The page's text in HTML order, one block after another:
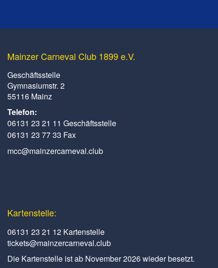
Mainzer Carneval Club 1899 e.V.
Geschäftsstelle
Gymnasiumstr. 2
55116 Mainz
Telefon:
06131 23 21 11 Geschäftsstelle
06131 23 77 33 Fax
mcc@mainzercarneval.club
Kartenstelle:
06131 23 21 12 Kartenstelle
tickets@mainzercarneval.club
Die Kartenstelle ist ab November 2026 wieder besetzt.